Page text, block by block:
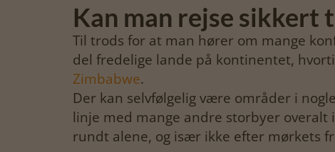
Kan man rejse sikkert
Til trods for at man hører om mange
del fredelige lande på kontinentet,
Zimbabwe.
Der kan selvfølgelig være områder i
linje med mange andre storbyer overalt
rundt alene, og især ikke efter mørkets